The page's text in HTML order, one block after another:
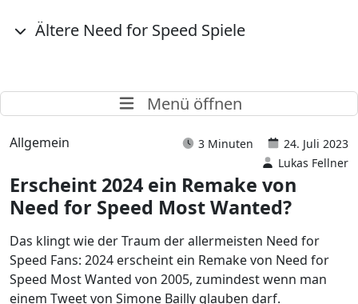
Ältere Need for Speed Spiele
Menü öffnen
Allgemein 3 Minuten
24. Juli 2023
Lukas Fellner
Erscheint 2024 ein Remake von
Need for Speed Most Wanted?
Das klingt wie der Traum der allermeisten Need for
Speed Fans: 2024 erscheint ein Remake von Need for
Speed Most Wanted von 2005, zumindest wenn man
einem Tweet von Simone Bailly glauben darf.